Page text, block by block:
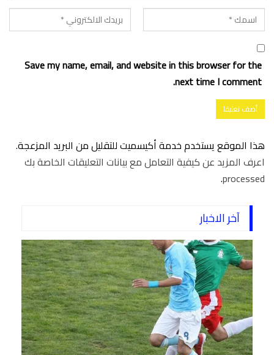
Save my name, email, and website in this browser for the
next time I comment.
هذا الموقع يستخدم خدمة أكيسميت للتقليل من البريد المزعجة.
اعرف المزيد عن كيفية التعامل مع بيانات التعليقات الخاصة بك
processed
.
آخر الاخبار